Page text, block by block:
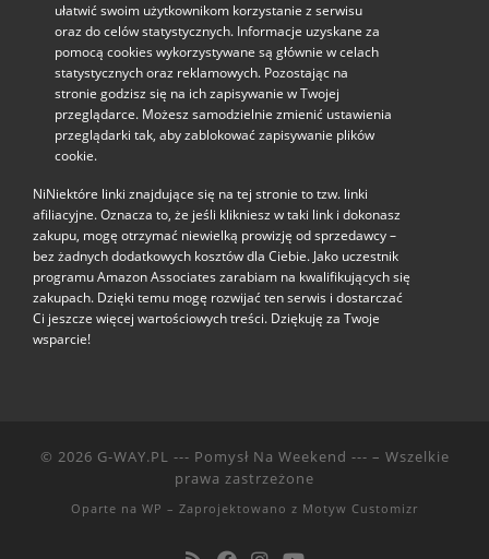
ułatwić swoim użytkownikom korzystanie z serwisu
oraz do celów statystycznych. Informacje uzyskane za
pomocą cookies wykorzystywane są głównie w celach
statystycznych oraz reklamowych. Pozostając na
stronie godzisz się na ich zapisywanie w Twojej
przeglądarce. Możesz samodzielnie zmienić ustawienia
przeglądarki tak, aby zablokować zapisywanie plików
cookie.
NiNiektóre linki znajdujące się na tej stronie to tzw. linki
afiliacyjne. Oznacza to, że jeśli klikniesz w taki link i dokonasz
zakupu, mogę otrzymać niewielką prowizję od sprzedawcy –
bez żadnych dodatkowych kosztów dla Ciebie. Jako uczestnik
programu Amazon Associates zarabiam na kwalifikujących się
zakupach. Dzięki temu mogę rozwijać ten serwis i dostarczać
Ci jeszcze więcej wartościowych treści. Dziękuję za Twoje
wsparcie!
© 2026 G-WAY.PL --- Pomysł Na Weekend --- – Wszelkie
prawa zastrzeżone
Oparte na WP – Zaprojektowano z Motyw Customizr